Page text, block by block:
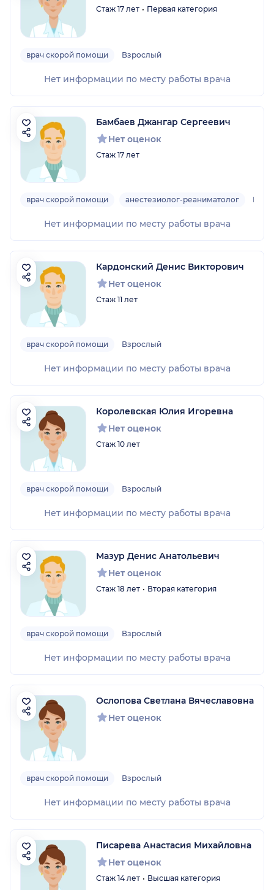
Стаж 17 лет
Первая категория
врач скорой помощи Взрослый
Нет информации по месту работы врача
Бамбаев Джангар Сергеевич
Нет оценок
Стаж 17 лет
врач скорой помощи анестезиолог-реаниматолог
Нет информации по месту работы врача
Кардонский Денис Викторович
Нет оценок
Стаж 11 лет
врач скорой помощи Взрослый
Нет информации по месту работы врача
Королевская Юлия Игоревна
Нет оценок
Стаж 10 лет
врач скорой помощи Взрослый
Нет информации по месту работы врача
Мазур Денис Анатольевич
Нет оценок
Стаж 18 лет Вторая категория
врач скорой помощи Взрослый
Нет информации по месту работы врача
Ослопова Светлана Вячеславовна
Нет оценок
врач скорой помощи Взрослый
Нет информации по месту работы врача
Писарева Анастасия Михайловна
Нет оценок
Стаж 14 лет Высшая категория